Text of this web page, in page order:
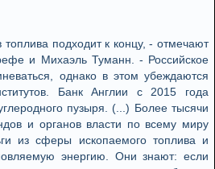
подходит к концу, - отмечают
и Михаэль Туманн. - Российское
однако в этом убеждаются
Банк Англии с 2015 года
пузыря. (...) Более тысячи
и органов власти по всему миру
из сферы ископаемого топлива и
энергию. Они знают: если